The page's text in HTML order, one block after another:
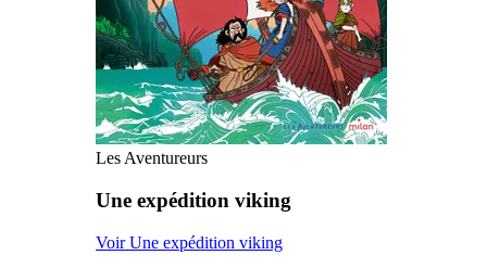
Les Aventureurs
Une expédition viking
Voir Une expédition viking